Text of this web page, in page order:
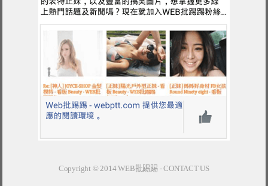
Copyright © 2014WEB批踢踢-CONTACT US